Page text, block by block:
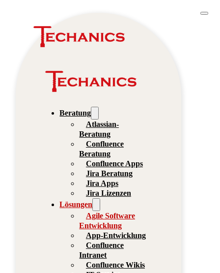
Beratung
Atlassian-
Beratung
Confluence
Beratung
Confluence Apps
Jira Beratung
Jira Apps
Jira Lizenzen
Lösungen
Agile Software
Entwicklung
App-Entwicklung
Confluence
Intranet
Confluence Wikis